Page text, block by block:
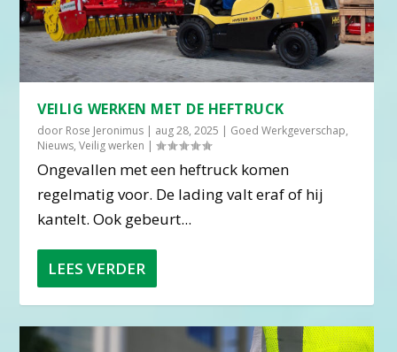
VEILIG WERKEN MET DE HEFTRUCK
door Rose Jeronimus aug 28, 2025 Goed Werkgeverschap,
Nieuws,Veilig werken |
Ongevallen met een heftruck komen
regelmatig voor. De lading valt eraf of hij
kantelt. Ook gebeurt...
LEES VERDER